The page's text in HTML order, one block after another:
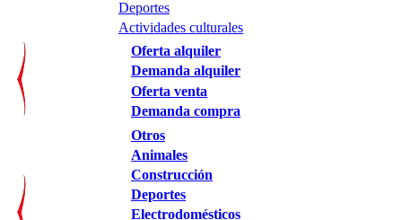
Deportes
Actividades culturales
Oferta alquiler
Demanda alquiler
Oferta venta
Demanda compra
Otros
Animales
Construcción
Deportes
Electrodomésticos